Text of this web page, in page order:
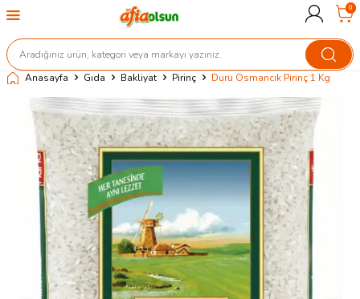
0
Anasayfa Gıda Bakliyat Pirinç Duru Osmancık Pirinç 1 Kg